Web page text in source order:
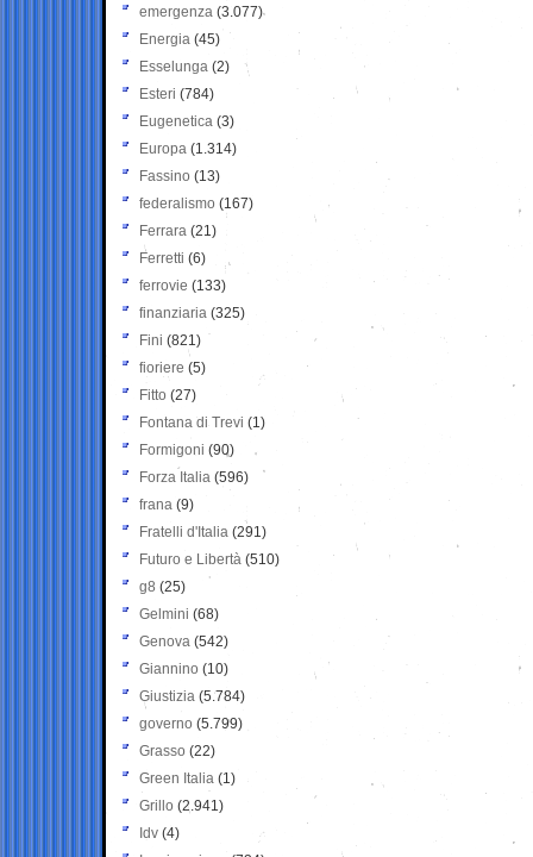
emergenza (3.077)
Energia (45)
Esselunga (2)
Esteri (784)
Eugenetica (3)
Europa (1.314)
Fassino (13)
federalismo (167)
Ferrara (21)
Ferretti (6)
ferrovie (133)
finanziaria (325)
Fini (821)
fioriere (5)
Fitto (27)
Fontana di Trevi (1)
Formigoni (90)
Forza Italia (596)
frana (9)
Fratelli d'Italia (291)
Futuro e Libertà (510)
g8 (25)
Gelmini (68)
Genova (542)
Giannino (10)
Giustizia (5.784)
governo (5.799)
Grasso (22)
Green Italia (1)
Grillo (2.941)
Idv (4)